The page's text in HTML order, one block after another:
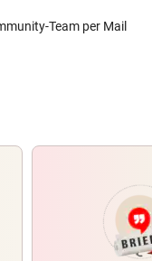
Team per Mail